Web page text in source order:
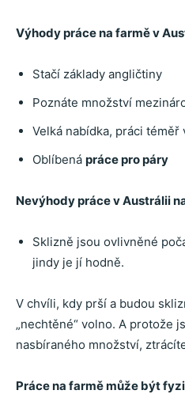
Výhody práce na farmě v
Stačí základy angličtiny
Poznáte množství
Velká nabídka, práci téměř
Oblíbená práce pro páry
Nevýhody práce v Austrálii
Sklizně jsou ovlivněné
jindy je jí hodně.
V chvíli, kdy prší a budou
„nechtěné“ volno. A protože
nasbíraného množství,
Práce na farmě může být